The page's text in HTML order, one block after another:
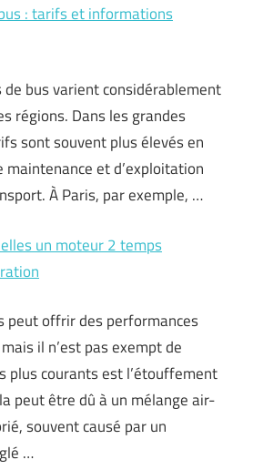
: tarifs et informations
de bus varient considérablement
régions. Dans les grandes
sont souvent plus élevés en
maintenance et d’exploitation
À Paris, par exemple, …
un moteur 2 temps
peut offrir des performances
il n’est pas exempt de
plus courants est l’étouffement
peut être dû à un mélange air-
souvent causé par un
…